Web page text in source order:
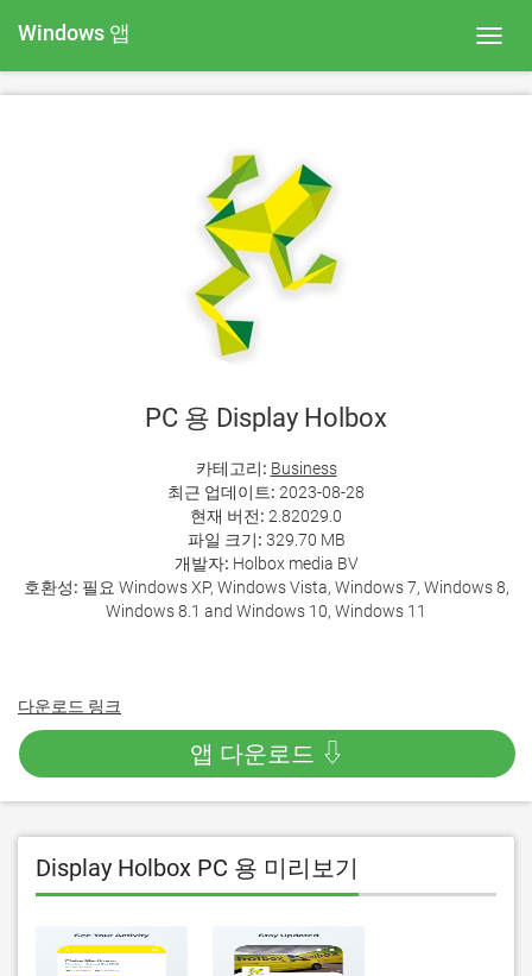
Windows 앱
PC 용 Display Holbox
카테고리: Business
최근 업데이트: 2023-08-28
현재 버전: 2.82029.0
파일 크기: 329.70 MB
개발자: Holbox media BV
호환성: 필요 Windows XP, Windows Vista, Windows 7, Windows 8,
Windows 8.1 and Windows 10, Windows 11
다운로드 링크
앱 다운로드 ⇩
Display Holbox PC 용 미리보기